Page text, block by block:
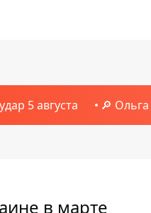
5 августа 🔎
в марте